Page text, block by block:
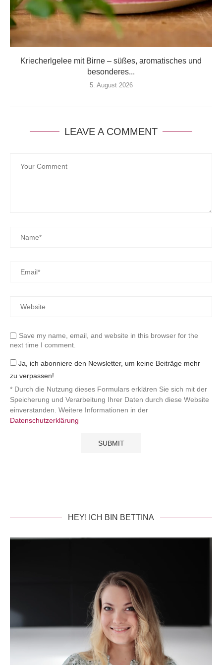
Kriecherlgelee mit Birne – süßes, aromatisches und
besonderes...
5. August 2026
LEAVE A COMMENT
Save my name, email, and website in this browser for the
next time I comment.
Ja, ich abonniere den Newsletter, um keine Beiträge mehr
zu verpassen!
* Durch die Nutzung dieses Formulars erklären Sie sich mit der
Speicherung und Verarbeitung Ihrer Daten durch diese Website
einverstanden. Weitere Informationen in der
Datenschutzerklärung
HEY! ICH BIN BETTINA